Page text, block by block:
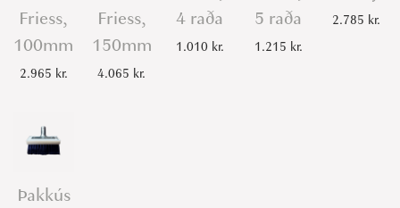
Friess,
100mm
2.965 kr.
Friess,
150mm
4.065 kr.
4 raða
1.010 kr.
5 raða
1.215 kr.
2.785 kr.
Þakkús